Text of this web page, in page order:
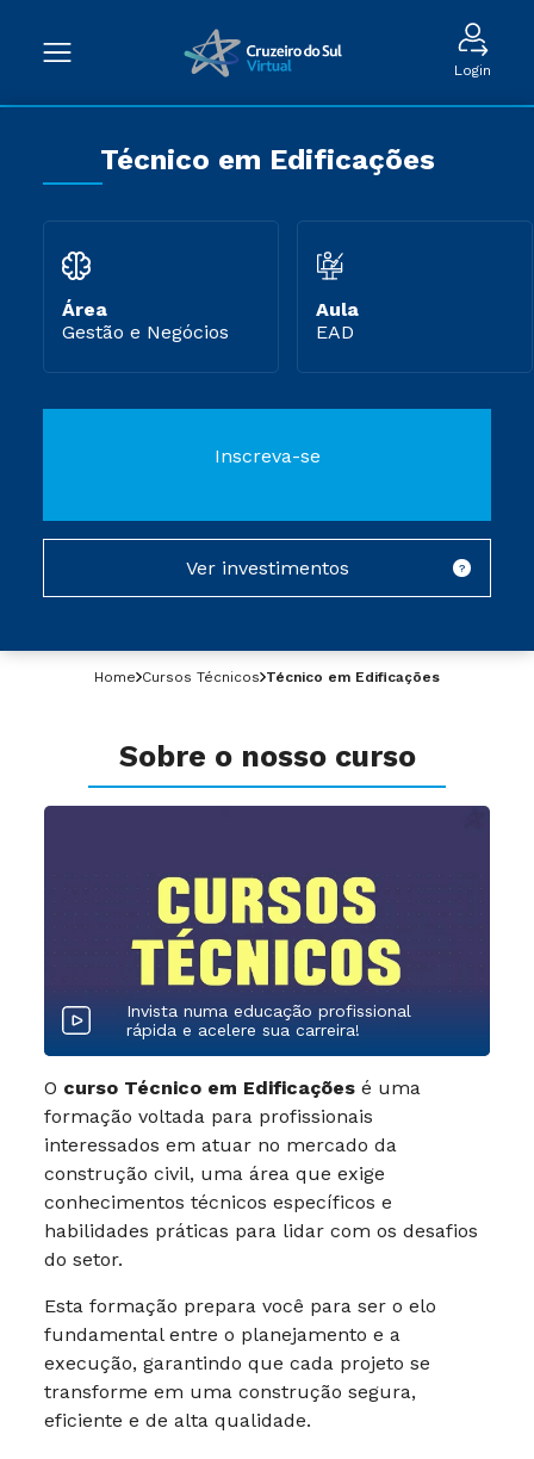
Login
Home Cursos Técnicos Técnico em Edificações
Sobre o nosso curso
Invista numa educação profissional
rápida e acelere sua carreira!
O curso Técnico em Edificações é uma
formação voltada para profissionais
interessados em atuar no mercado da
construção civil, uma área que exige
conhecimentos técnicos específicos e
habilidades práticas para lidar com os desafios
do setor.
Esta formação prepara você para ser o elo
fundamental entre o planejamento e a
execução, garantindo que cada projeto se
transforme em uma construção segura,
eficiente e de alta qualidade.
Técnico em Edificações
Área
Gestão e Negócios
Aula
EAD
Inscreva-se
Ver investimentos ?